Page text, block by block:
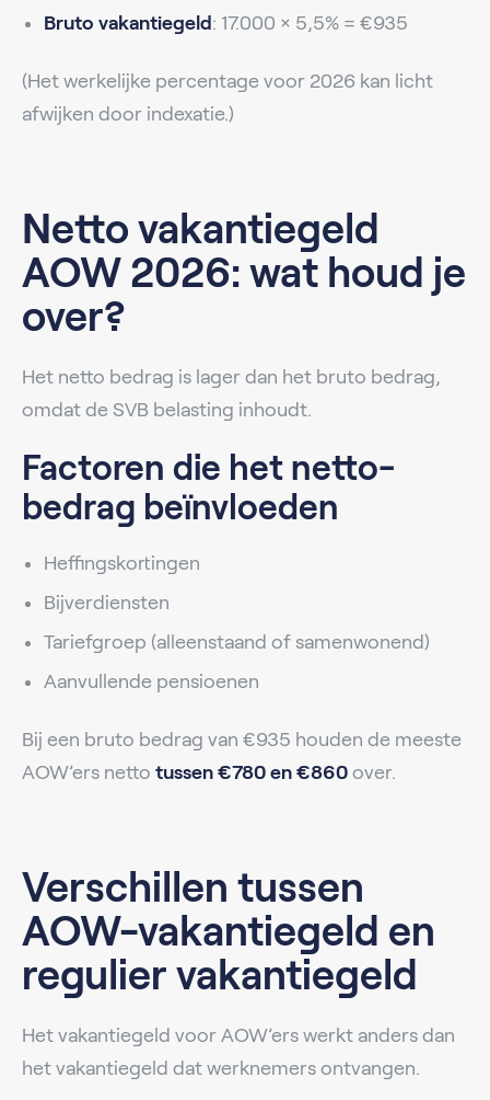
Bruto vakantiegeld: 17.000 × 5,5% = €935
(Het werkelijke percentage voor 2026 kan licht
afwijken door indexatie.)
Netto vakantiegeld
AOW 2026: wat houd je
over?
Het netto bedrag is lager dan het bruto bedrag,
omdat de SVB belasting inhoudt.
Factoren die het netto-
bedrag beïnvloeden
Heffingskortingen
Bijverdiensten
Tariefgroep (alleenstaand of samenwonend)
Aanvullende pensioenen
Bij een bruto bedrag van €935 houden de meeste
AOW’ers netto tussen €780 en €860 over.
Verschillen tussen
AOW-vakantiegeld en
regulier vakantiegeld
Het vakantiegeld voor AOW’ers werkt anders dan
het vakantiegeld dat werknemers ontvangen.